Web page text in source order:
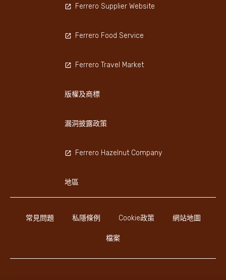
常見問題 私隱條例 Cookie政策 網站地圖
檔案
Ferrero Supplier Website
Ferrero Food Service
Ferrero Travel Market
版權及商標
漏洞披露政策
Ferrero Hazelnut Company
地區